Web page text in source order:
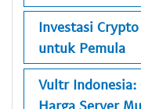
Investasi
untuk Pemula
Vultr Indonesia:
Harga Server